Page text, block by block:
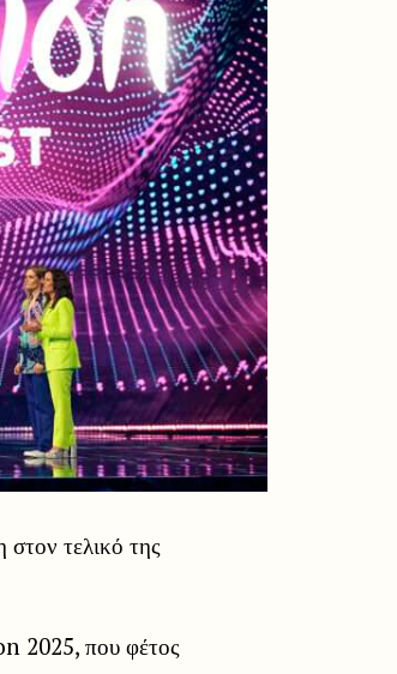
τελικό της
2025, που φέτος